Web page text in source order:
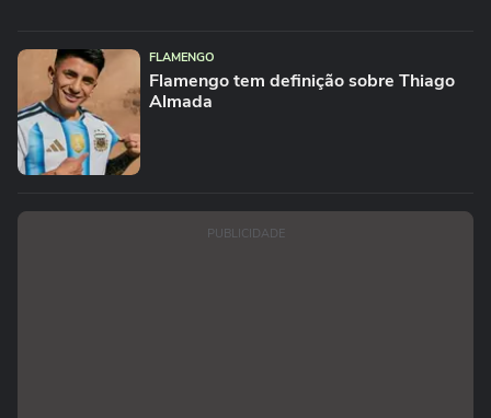
FLAMENGO
Flamengo tem definição sobre Thiago
Almada
PUBLICIDADE